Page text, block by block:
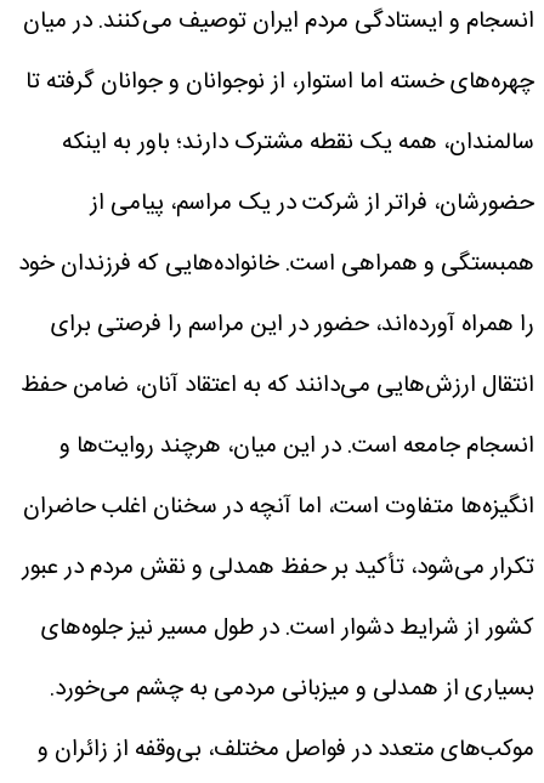
انسجام و ایستادگی مردم ایران توصیف می‌کنند. در میان
چهره‌های خسته اما استوار، از نوجوانان و جوانان گرفته تا
سالمندان، همه یک نقطه مشترک دارند؛ باور به اینکه
حضورشان، فراتر از شرکت در یک مراسم، پیامی از
همبستگی و همراهی است.خانواده‌هایی که فرزندان خود
را همراه آورده‌اند، حضور در این مراسم را فرصتی برای
انتقال ارزش‌هایی می‌دانند که به اعتقاد آنان، ضامن حفظ
انسجام جامعه است. در این میان، هرچند روایت‌ها و
انگیزه‌ها متفاوت است، اما آنچه در سخنان اغلب حاضران
تکرار می‌شود، تأکید بر حفظ همدلی و نقش مردم در عبور
کشور از شرایط دشوار است.در طول مسیر نیز جلوه‌های
بسیاری از همدلی و میزبانی مردمی به چشم می‌خورد.
موکب‌های متعدد در فواصل مختلف، بی‌وقفه از زائران و